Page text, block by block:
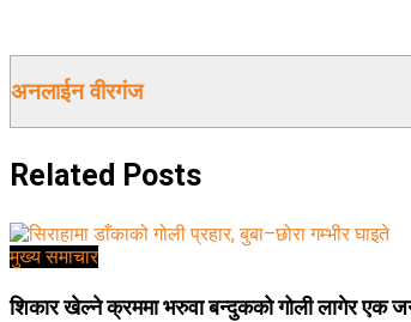
अनलाईन वीरगंज
Related Posts
मुख्य समाचार
शिकार खेल्ने क्रममा भरुवा बन्दुकको गोली लागेर एक